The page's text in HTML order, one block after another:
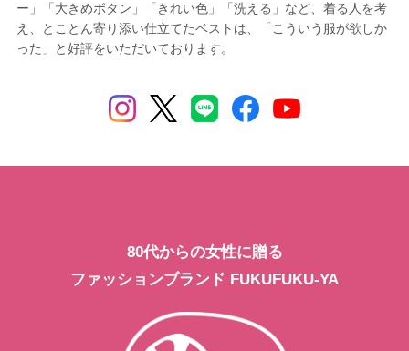
ー」「大きめボタン」「きれい色」「洗える」など、着る人を考
え、とことん寄り添い仕立てたベストは、「こういう服が欲しか
った」と好評をいただいております。
80代からの女性に贈る
ファッションブランド FUKUFUKU-YA